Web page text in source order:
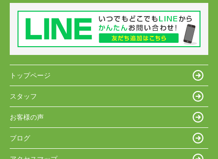
トップページ
スタッフ
お客様の声
ブログ